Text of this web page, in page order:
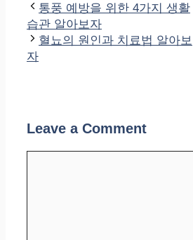
통풍 예방을 위한 4가지 생활
습관 알아보자
혈뇨의 원인과 치료법 알아보
자
Leave a Comment